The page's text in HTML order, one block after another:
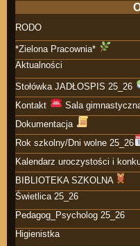
RODO
*Zielona Pracownia*
Aktualności
Stołówka JADŁOSPIS 25_26
Kontakt
Sala
Dokumentacja
Rok szkolny/Dni wolne 25_26
Kalendarz uroczystości i
BIBLIOTEKA SZKOLNA
Świetlica 25_26
Pedagog_Psycholog 25_26
Higienistka